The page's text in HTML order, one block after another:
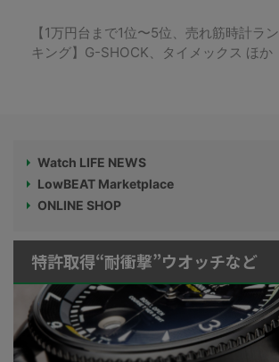
【1万円台まで1位〜5位、売れ筋時計ラン
キング】G-SHOCK、タイメックス ほか
Watch LIFE NEWS
LowBEAT Marketplace
ONLINE SHOP
特許取得“耐衝撃”ウオッチなど